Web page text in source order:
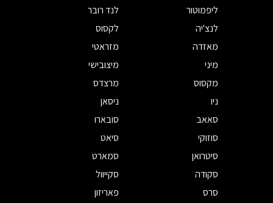
ליפמוטור
לנד רובר
לנצ'יה
לקסוס
מאזדה
מזראטי
מיני
מיצובישי
מקסוס
מרצדס
ניו
ניסאן
סאאב
סובארו
סוזוקי
סיאט
סיטרואן
סמארט
סקודה
סקייוול
סרס
פאריזון